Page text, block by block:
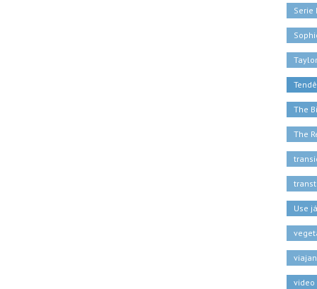
Serie
The
The
Use já
video